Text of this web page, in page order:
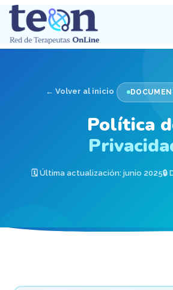
← Volver al inicio
Política
🗓 Última actualización: junio 2025🔒